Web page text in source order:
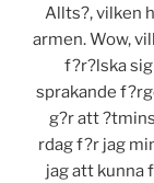
Allts?, vilken
armen. Wow,
f?r?lska
sprakande
g?r att
rdag f?r jag
jag att kunna